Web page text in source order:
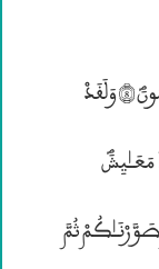
خَسِرُوٓاْ أَنفُسَهُم بِمَا كَانُواْ بِـَٔايَــٰتِنَا يَظْلِمُونَؐ (8) وَلَقَدْ
مَعَــٰيِشَؐ
ثُمَّ صَوَّرْنَــٰكُمْ ثُمَّ